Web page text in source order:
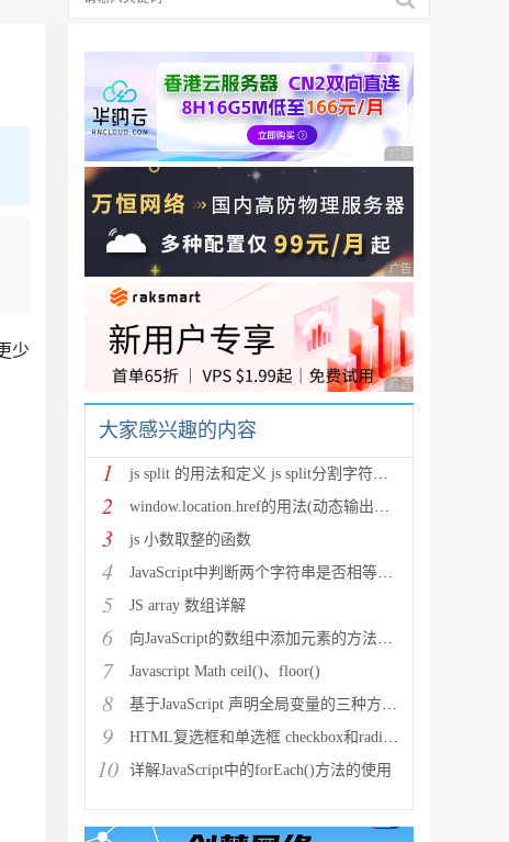
少
广告 商业广告，理性
广告 商业广告，理性
广告 商业广告，理性
大家感兴趣的内容
1 js split 的用法和定义 js split分割字符串成
2 window.location.href的用法(动态输出跳转
3 js 小数取整的函数
4 JavaScript中判断两个字符串是否相等的方法
5 JS array 数组详解
6 向JavaScript的数组中添加元素的方法小结
7 Javascript Math ceil()、floor()
8 基于JavaScript 声明全局变量的三种方式详解
9 HTML复选框和单选框 checkbox和radio事件介绍
10 详解JavaScript中的forEach()方法的使用